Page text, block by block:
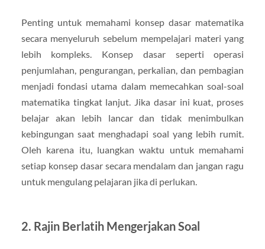
Penting untuk memahami konsep dasar matematika
secara menyeluruh sebelum mempelajari materi yang
lebih kompleks. Konsep dasar seperti operasi
penjumlahan, pengurangan, perkalian, dan pembagian
menjadi fondasi utama dalam memecahkan soal-soal
matematika tingkat lanjut. Jika dasar ini kuat, proses
belajar akan lebih lancar dan tidak menimbulkan
kebingungan saat menghadapi soal yang lebih rumit.
Oleh karena itu, luangkan waktu untuk memahami
setiap konsep dasar secara mendalam dan jangan ragu
untuk mengulang pelajaran jika di perlukan.
2. Rajin Berlatih Mengerjakan Soal